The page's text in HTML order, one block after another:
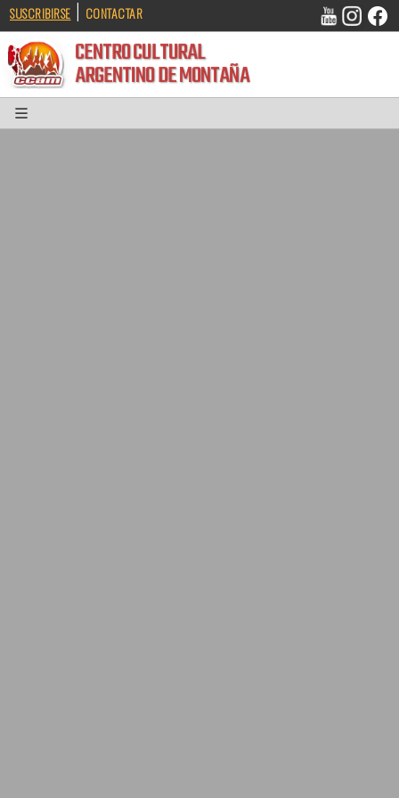
SUSCRIBIRSE | CONTACTAR
CENTRO CULTURAL
ARGENTINO DE MONTAÑA